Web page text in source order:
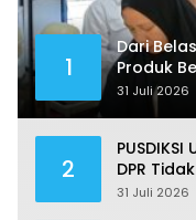
1
Dari
Produk
31 Juli 2026
2
DPR
Sesuka
31 Juli 2026